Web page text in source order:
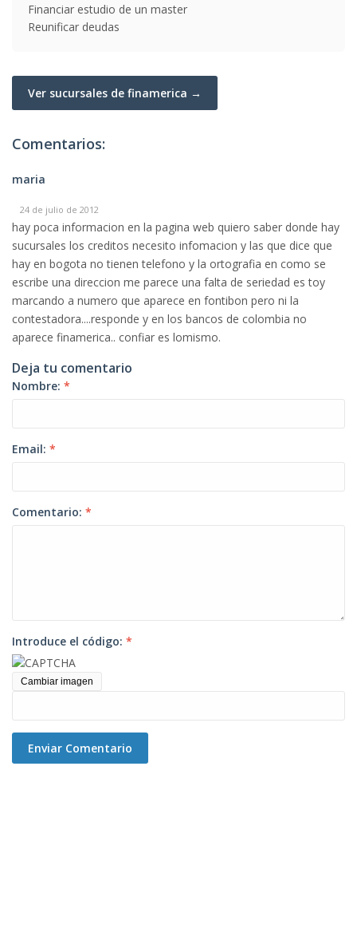
Financiar estudio de un master
Reunificar deudas
Ver sucursales de finamerica →
Comentarios:
maria
24 de julio de 2012
hay poca informacion en la pagina web quiero saber donde hay
sucursales los creditos necesito infomacion y las que dice que
hay en bogota no tienen telefono y la ortografia en como se
escribe una direccion me parece una falta de seriedad es toy
marcando a numero que aparece en fontibon pero ni la
contestadora....responde y en los bancos de colombia no
aparece finamerica.. confiar es lomismo.
Deja tu comentario
Nombre: *
Email: *
Comentario: *
Introduce el código: *
Cambiar imagen
Enviar Comentario